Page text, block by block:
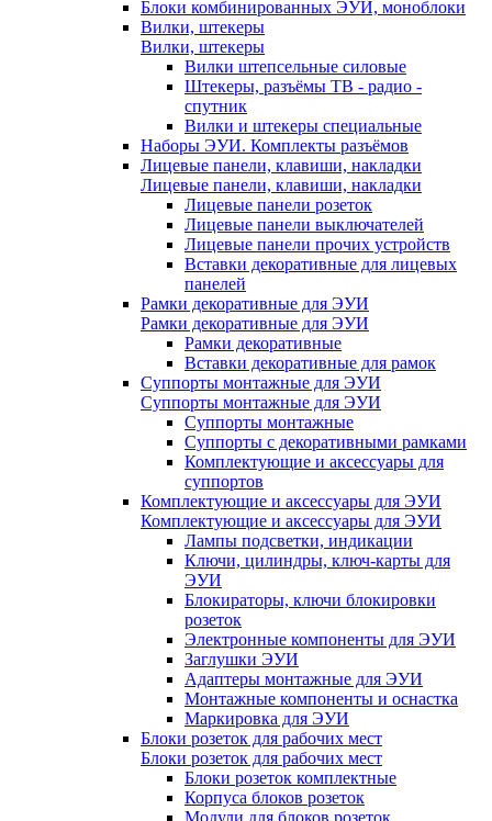
Блоки комбинированных ЭУИ, моноблоки
Вилки, штекеры
Вилки, штекеры
Вилки штепсельные силовые
Штекеры, разъёмы ТВ - радио -
спутник
Вилки и штекеры специальные
Наборы ЭУИ. Комплекты разъёмов
Лицевые панели, клавиши, накладки
Лицевые панели, клавиши, накладки
Лицевые панели розеток
Лицевые панели выключателей
Лицевые панели прочих устройств
Вставки декоративные для лицевых
панелей
Рамки декоративные для ЭУИ
Рамки декоративные для ЭУИ
Рамки декоративные
Вставки декоративные для рамок
Суппорты монтажные для ЭУИ
Суппорты монтажные для ЭУИ
Суппорты монтажные
Суппорты с декоративными рамками
Комплектующие и аксессуары для
суппортов
Комплектующие и аксессуары для ЭУИ
Комплектующие и аксессуары для ЭУИ
Лампы подсветки, индикации
Ключи, цилиндры, ключ-карты для
ЭУИ
Блокираторы, ключи блокировки
розеток
Электронные компоненты для ЭУИ
Заглушки ЭУИ
Адаптеры монтажные для ЭУИ
Монтажные компоненты и оснастка
Маркировка для ЭУИ
Блоки розеток для рабочих мест
Блоки розеток для рабочих мест
Блоки розеток комплектные
Корпуса блоков розеток
Модули для блоков розеток